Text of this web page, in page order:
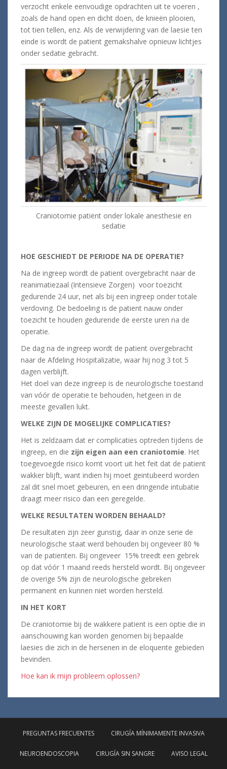
verzocht enkele eenvoudige opdrachten uit te voeren ,
zoals de hand open en dicht doen, de knieën plooien,
tot tien tellen, enz. Als de verwijdering van de laesie ten
einde is wordt de patient gemakshalve opnieuw lichtjes
onder sedatie gebracht.
Craniotomie patiënt onder lokale anesthesie en
sedatie
HOE GESCHIEDT DE PERIODE NA DE OPERATIE?
Na de ingreep wordt de patient overgebracht naar de
reanimatiezaal (Intensieve Zorgen) voor toezicht
gedurende 24 uur, net als bij een ingreep onder totale
verdoving. De bedoeling is de patient nauw onder
toezicht te houden gedurende de eerste uren na de
operatie.
De dag na de ingreep wordt de patient overgebracht
naar de Afdeling Hospitalizatie, waar hij nog 3 tot 5
dagen verblijft.
Het doel van deze ingreep is de neurologische toestand
van vóór de operatie te behouden, hetgeen in de
meeste gevallen lukt.
WELKE ZIJN DE MOGELIJKE COMPLICATIES?
Het is zeldzaam dat er complicaties optreden tijdens de
ingreep, en die zijn eigen aan een craniotomie. Het
toegevoegde risico komt voort uit het feit dat de patient
wakker blijft, want indien hij moet geintubeerd worden
zal dit snel moet gebeuren, en een dringende intubatie
draagt meer risico dan een geregelde.
WELKE RESULTATEN WORDEN BEHAALD?
De resultaten zijn zeer gunstig, daar in onze serie de
neurologische staat werd behouden bij ongeveer 80 %
van de patienten. Bij ongeveer 15% treedt een gebrek
op dat vóór 1 maand reeds hersteld wordt. Bij ongeveer
de overige 5% zijn de neurologische gebreken
permanent en kunnen niet worden hersteld.
IN HET KORT
De craniotomie bij de wakkere patient is een optie die in
aanschouwing kan worden genomen bij bepaalde
laesies die zich in de hersenen in de eloquente gebieden
bevinden.
Hoe kan ik mijn probleem oplossen?
PREGUNTAS FRECUENTES CIRUGÍA MÍNIMAMENTE INVASIVA
NEUROENDOSCOPIA CIRUGÍA SIN SANGRE AVISO LEGAL